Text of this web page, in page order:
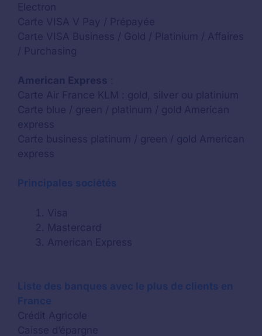
Electron
Carte VISA V Pay / Prépayée
Carte VISA Business / Gold / Platinium / Affaires
/ Purchasing
American Express :
Carte Air France KLM : gold, silver ou platinium
Carte blue / green / platinum / gold American
express
Carte business platinum / green / gold American
express
Principales sociétés
Visa
Mastercard
American Express
Liste des banques avec le plus de clients en
France
Crédit Agricole
Caisse d’épargne